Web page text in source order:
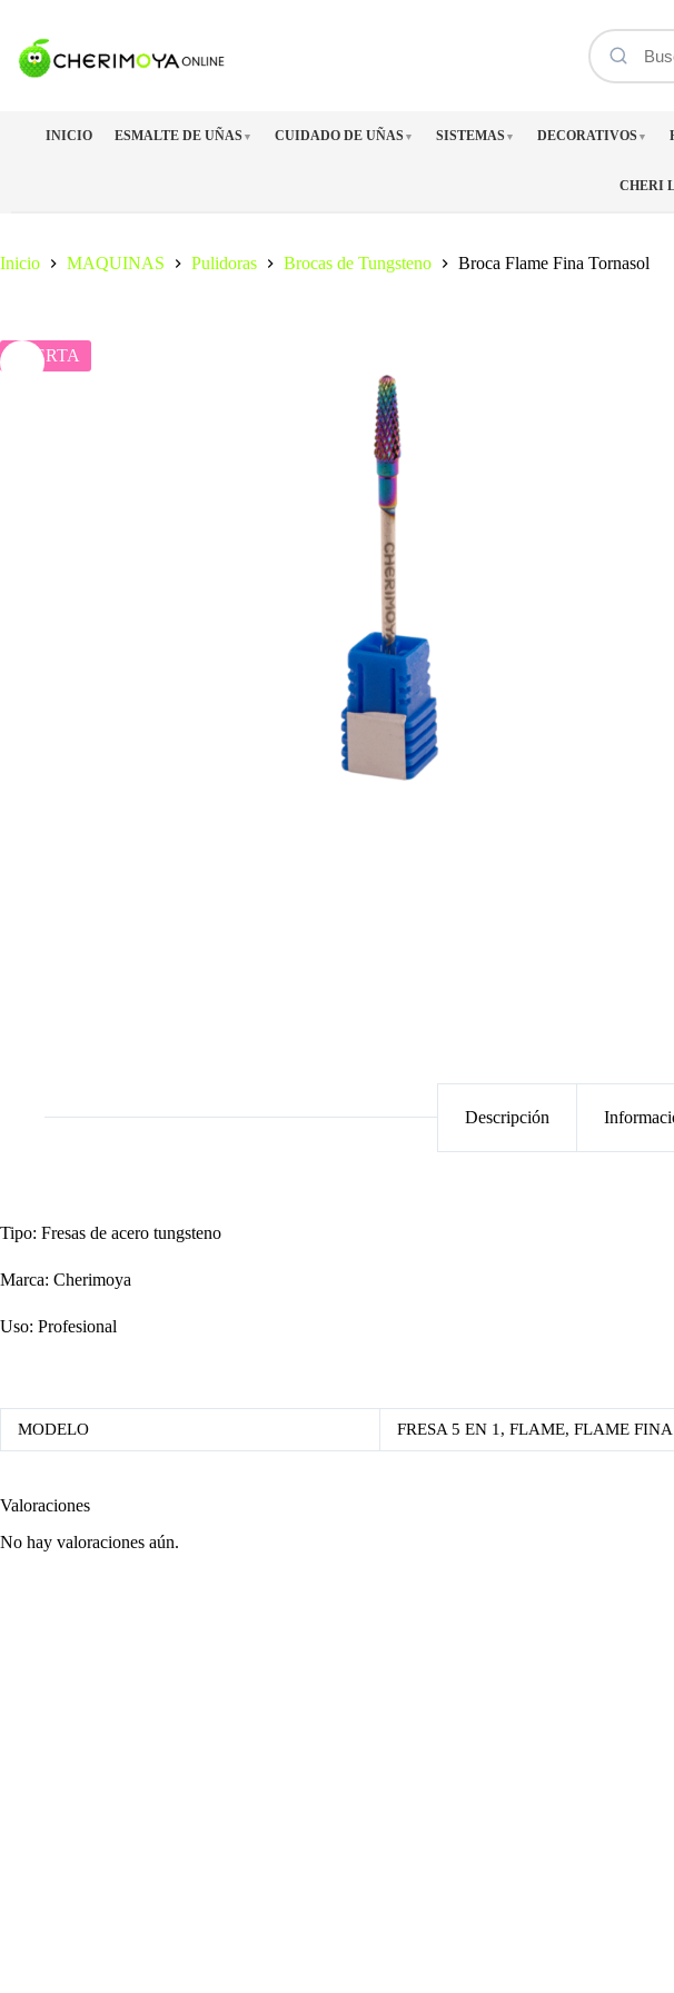
contenido
INICIO ESMALTE DE UÑAS ▼ CUIDADO DE UÑAS ▼ SISTEMAS ▼ DECORATIVOS ▼
CHERI
Inicio MAQUINAS Pulidoras Brocas de Tungsteno Broca Flame Fina Tornasol
OFERTA
Descripción
Tipo: Fresas de acero tungsteno
Marca: Cherimoya
Uso: Profesional
MODELO FRESA 5 EN 1, FLAME, FLAME FINA
Valoraciones
No hay valoraciones aún.